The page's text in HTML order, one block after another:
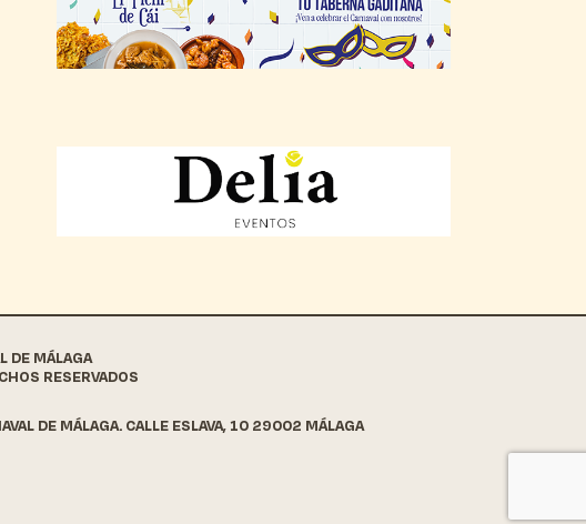
DE MÁLAGA
RESERVADOS
DE MÁLAGA. CALLE ESLAVA, 10 29002 MÁLAGA